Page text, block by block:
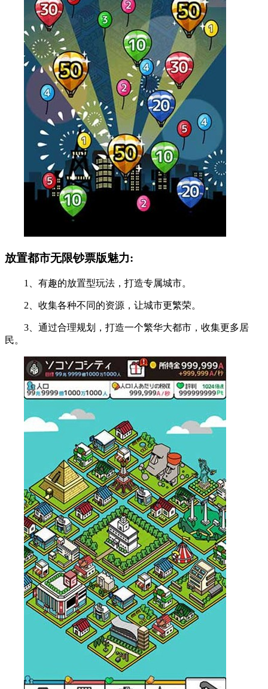
放置都市无限钞票版魅力:
1、有趣的放置型玩法，打造专属城市。
2、收集各种不同的资源，让城市更繁荣。
3、通过合理规划，打造一个繁华大都市，收集更多居
民。